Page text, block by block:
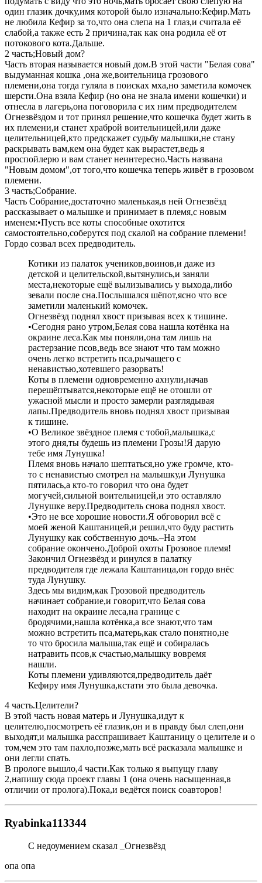
один глазик дочку,имя которой было изначально:Кефир.Мать
не любила Кефир за то,что она слепа на 1 глаз,и считала её
слабой,а также есть 2 причина,так как она родила её от
потокового кота.Дальше.
2 часть;Новый дом?
Часть вторая называется новый дом.В этой части "Белая сова"
выдуманная кошка ,она же,воительница грозового
племени,она тогда гуляла в поисках мха,но заметила комочек
шерсти.Она взяла Кефир (но она не знала имени кошечки) и
отнесла в лагерь,она поговорила с их ним предводителем
Огнезвёздом и тот принял решение,что кошечка будет жить в
их племени,и станет храброй воительницей,или даже
целительницей,кто предскажет судьбу малышки,не стану
раскрывать вам,кем она будет как вырастет,ведь я
проспойлерю и вам станет неинтересно.Часть названа
"Новым домом",от того,что кошечка теперь живёт в грозовом
племени.
3 часть;Собрание.
Часть Собрание,достаточно маленькая,в ней Огнезвёзд
рассказывает о малышке и принимает в племя,с новым
именем:•Пусть все коты способные охотится
самостоятельно,соберутся под скалой на собрание племени!
Гордо созвал всех предводитель.
Котики из палаток учеников,воинов,и даже из
детской и целительской,вытянулись,и заняли
места,некоторые ещё вылизывались у выхода,либо
зевали после сна.Послышался шёпот,ясно что все
заметили маленький комочек.
Огнезвёзд поднял хвост призывая всех к тишине.
•Сегодня рано утром,Белая сова нашла котёнка на
окраине леса.Как мы поняли,она там лишь на
растерзание псов,ведь все знают что там можно
очень легко встретить пса,рычащего с
ненавистью,хотевшего разорвать!
Коты в племени одновременно ахнули,начав
перешёптыватся,некоторые ещё не отошли от
ужасной мысли и просто замерли разглядывая
лапы.Предводитель вновь поднял хвост призывая
к тишине.
•О Великое звёздное племя с тобой,малышка,с
этого дня,ты будешь из племени Грозы!Я дарую
тебе имя Лунушка!
Племя вновь начало шептаться,но уже громче, кто-
то с ненавистью смотрел на малышку,и Лунушка
пятилась,а кто-то говорил что она будет
могучей,сильной воительницей,и это оставляло
Лунушке веру.Предводитель снова поднял хвост.
•Это не все хорошие новости.Я обговорил всё с
моей женой Каштаницей,и решил,что буду растить
Лунушку как собственную дочь.–На этом
собрание окончено.Доброй охоты Грозовое племя!
Закончил Огнезвёзд и ринулся в палатку
предводителя где лежала Каштаница,он гордо внёс
туда Лунушку.
Здесь мы видим,как Грозовой предводитель
начинает собрание,и говорит,что Белая сова
находит на окраине леса,на границе с
бродячими,нашла котёнка,а все знают,что там
можно встретить пса,матерь,как стало понятно,не
то что бросила малыша,так ещё и собиралась
натравить псов,к счастью,малышку вовремя
нашли.
Коты племени удивляются,предводитель даёт
Кефиру имя Лунушка,кстати это была девочка.
4 часть.Целители?
В этой часть новая матерь и Лунушка,идут к
целителю,посмотреть её глазик,он и в правду был слеп,они
выходят,и малышка расспрашивает Каштаницу о целителе и о
том,чем это там пахло,позже,мать всё расказала малышке и
они легли спать.
В прологе вышло,4 части.Как только я выпущу главу
2,напишу сюда проект главы 1 (она очень насыщенная,в
отличии от пролога).Пока,и ведётся поиск соавторов!
Ryabinka113344
С недоумением сказал _Огнезвёзд
опа опа